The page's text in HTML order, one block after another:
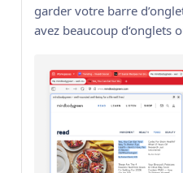
garder votre barre
avez beaucoup d‘onglets